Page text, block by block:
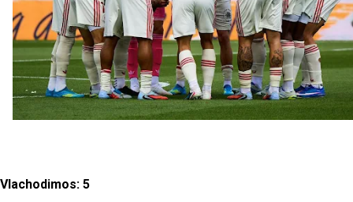
Vlachodimos: 5